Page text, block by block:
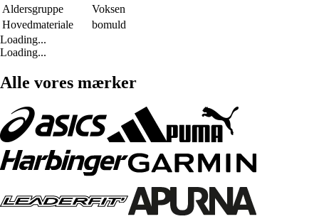
Aldersgruppe
Voksen
Hovedmateriale
bomuld
Loading...
Loading...
Alle vores mærker